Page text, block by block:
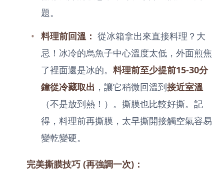
題。
料理前回溫： 從冰箱拿出來直接料理？大
忌！冰冷的烏魚子中心溫度太低，外面煎焦
了裡面還是冰的。 料理前至少提前15-30分
鐘從冷藏取出 ，讓它稍微回溫到接近室溫
（不是放到熱！）。撕膜也比較好撕。記
得，料理前再撕膜，太早撕開接觸空氣容易
變乾變硬。
完美撕膜技巧 (再強調一次)：